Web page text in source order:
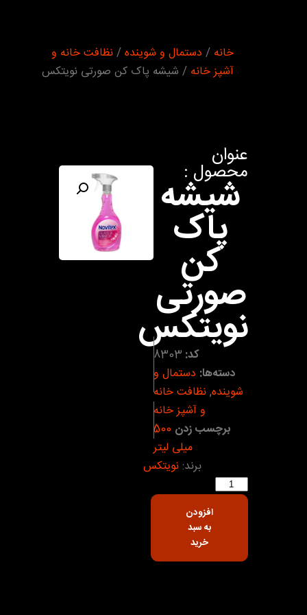
خانه / دستمال و شوینده/نظافت خانه و
آشپز خانه / شیشه پاک کن صورتی نویتکس
عنوان
محصول :
شیشه
پاک
کن
صورتی
نویتکس
کد: 8303
دسته‌ها: دستمال و
شوینده,نظافت خانه
و آشپز خانه
برچسب زدن 500
میلی لیتر
برند: نویتکس
افزودن
به سبد
خرید